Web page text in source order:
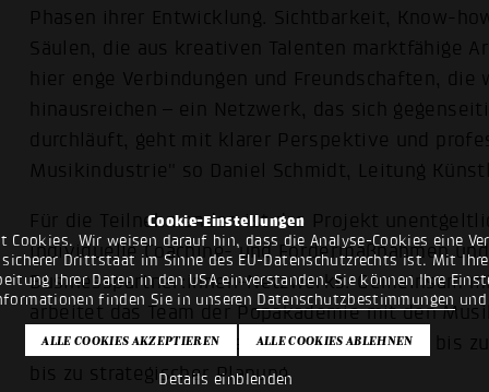
Cookie-Einstellungen
Cookies. Wir weisen darauf hin, dass die Analyse-Cookies eine
Drittstaat im Sinne des EU-Datenschutzrechts ist. Mit
Ihrer Daten in den USA einverstanden. Sie können Ihre
finden Sie in unseren Datenschutzbestimmungen
Details einblenden
Phasen ihrer Entwicklung. Sichtbarkeit, Know-
Säulen, die aus kreativen Talenten marktfähige
hier enge Verbindungen und Freundschaften, die
hinausreichen – ein Netzwerk, das sich
durchläuft, geht mit klarer Perspektive und
Musikindustrie" so Daniel Schmidt, Leitung
Für die Teilnehmenden ist das Projekt
individuelle Coaching- und Fördermaßnahmen
Businesspartner:innen-Netzwerks. Gemeinsam
arbeitet das Team der Popakademie mit den
wichtigen Themenfeldern, vom Songwriting bis
bis zu strategischer Planung.